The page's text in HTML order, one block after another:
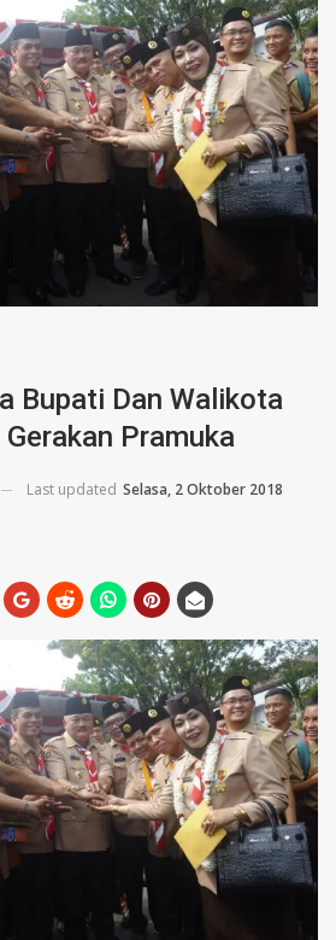
Bupati Dan Walikota
Pramuka
Last updated Selasa, 2 Oktober 2018